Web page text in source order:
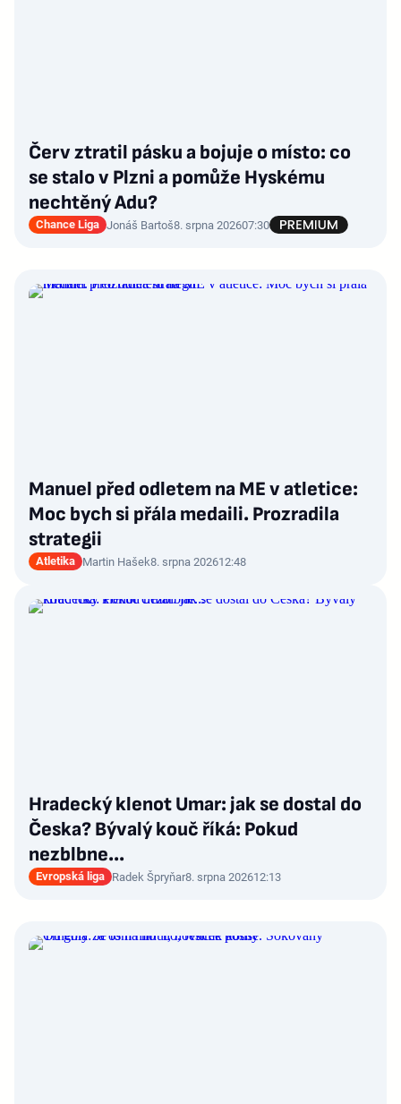
Červ ztratil pásku a bojuje o místo: co
se stalo v Plzni a pomůže Hyskému
nechtěný Adu?
Chance Liga Jonáš Bartoš8. srpna 202607:30
Manuel před odletem na ME v atletice:
Moc bych si přála medaili. Prozradila
strategii
Atletika Martin Hašek8. srpna 202612:48
Hradecký klenot Umar: jak se dostal do
Česka? Bývalý kouč říká: Pokud
nezblbne...
Evropská liga Radek Špryňar8. srpna 202612:13